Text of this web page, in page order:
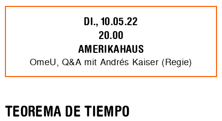
DI., 10.05.22
20.00
AMERIKAHAUS
OmeU, Q&A mit Andrés Kaiser (Regie)
TEOREMA DE TIEMPO